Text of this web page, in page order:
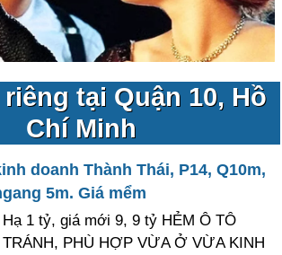
tại Quận 10, Hồ
Chí Minh
doanh Thành Thái, P14, Q10m,
5m. Giá mểm
Hạ 1 tỷ, giá mới 9, 9 tỷ HẺM Ô TÔ
TRÁNH, PHÙ HỢP VỪA Ở VỪA KINH